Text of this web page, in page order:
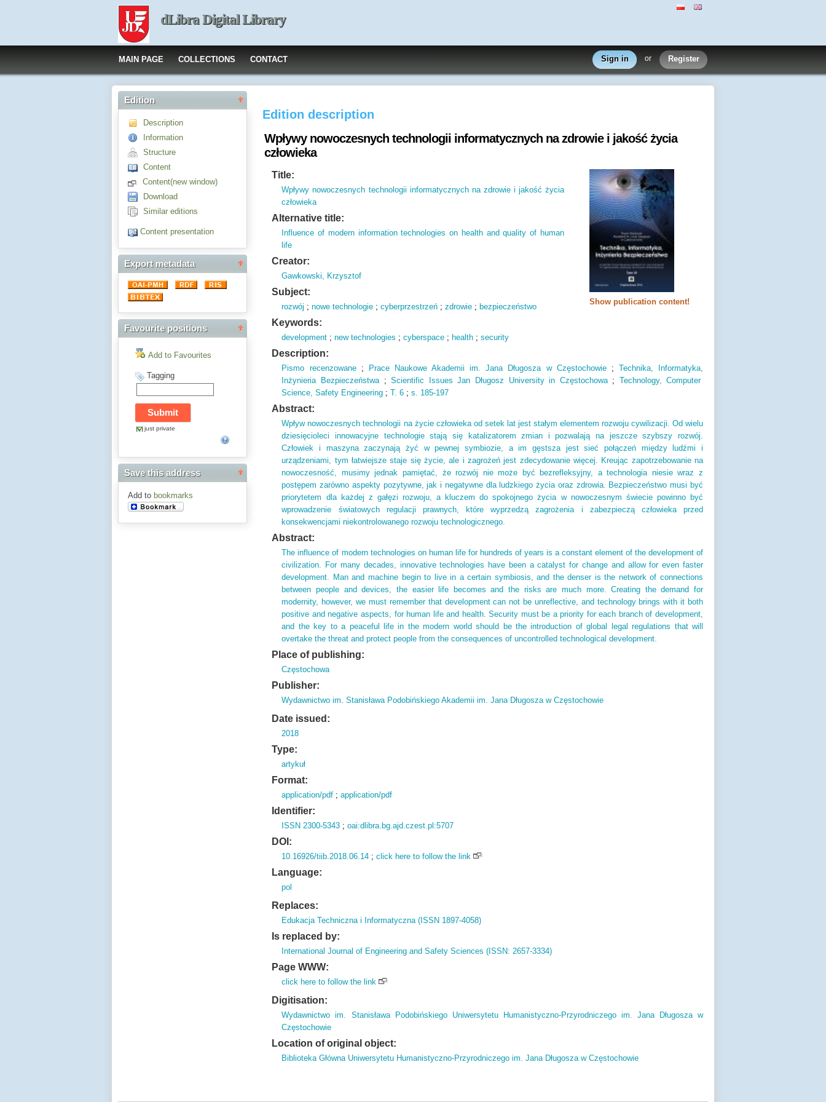
dLibra Digital Library
MAIN PAGE COLLECTIONS CONTACT Sign in or Register
Edition
Description
Information
Structure
Content
Content(new window)
Download
Similar editions
Content presentation
Export metadata
Favourite positions
Add to Favourites
Tagging
just private
Save this address
Add to bookmarks
Edition description
Wpływy nowoczesnych technologii informatycznych na zdrowie i jakość życia
człowieka
Show publication content!
Title:
Wpływy nowoczesnych technologii informatycznych na zdrowie i jakość życia
człowieka
Alternative title:
Influence of modern information technologies on health and quality of human
life
Creator:
Gawkowski, Krzysztof
Subject:
rozwój ;nowe technologie ;cyberprzestrzeń ;zdrowie ; bezpieczeństwo
Keywords:
development ;new technologies ;cyberspace ; health ;security
Description:
Pismo recenzowane; Prace Naukowe Akademii im. Jana Długosza w Częstochowie; Technika, Informatyka,
Inżynieria Bezpieczeństwa;Scientific Issues Jan Długosz University in Częstochowa; Technology, Computer
Science, Safety Engineering ;T. 6 ;s. 185-197
Abstract:
Wpływ nowoczesnych technologii na życie człowieka od setek lat jest stałym elementem rozwoju cywilizacji. Od wielu
dziesięcioleci innowacyjne technologie stają się katalizatorem zmian i pozwalają na jeszcze szybszy rozwój.
Człowiek i maszyna zaczynają żyć w pewnej symbiozie, a im gęstsza jest sieć połączeń między ludźmi i
urządzeniami, tym łatwiejsze staje się życie, ale i zagrożeń jest zdecydowanie więcej. Kreując zapotrzebowanie na
nowoczesność, musimy jednak pamiętać, że rozwój nie może być bezrefleksyjny, a technologia niesie wraz z
postępem zarówno aspekty pozytywne, jak i negatywne dla ludzkiego życia oraz zdrowia. Bezpieczeństwo musi być
priorytetem dla każdej z gałęzi rozwoju, a kluczem do spokojnego życia w nowoczesnym świecie powinno być
wprowadzenie światowych regulacji prawnych, które wyprzedzą zagrożenia i zabezpieczą człowieka przed
konsekwencjami niekontrolowanego rozwoju technologicznego.
Abstract:
The influence of modern technologies on human life for hundreds of years is a constant element of the development of
civilization. For many decades, innovative technologies have been a catalyst for change and allow for even faster
development. Man and machine begin to live in a certain symbiosis, and the denser is the network of connections
between people and devices, the easier life becomes and the risks are much more. Creating the demand for
modernity, however, we must remember that development can not be unreflective, and technology brings with it both
positive and negative aspects, for human life and health. Security must be a priority for each branch of development,
and the key to a peaceful life in the modern world should be the introduction of global legal regulations that will
overtake the threat and protect people from the consequences of uncontrolled technological development.
Place of publishing:
Częstochowa
Publisher:
Wydawnictwo im. Stanisława Podobińskiego Akademii im. Jana Długosza w Częstochowie
Date issued:
2018
Type:
artykuł
Format:
application/pdf ;application/pdf
Identifier:
ISSN 2300-5343 ;oai:dlibra.bg.ajd.czest.pl:5707
DOI:
10.16926/tiib.2018.06.14 ;click here to follow the link
Language:
pol
Replaces:
Edukacja Techniczna i Informatyczna (ISSN 1897-4058)
Is replaced by:
International Journal of Engineering and Safety Sciences (ISSN: 2657-3334)
Page WWW:
click here to follow the link
Digitisation:
Wydawnictwo im. Stanisława Podobińskiego Uniwersytetu Humanistyczno-Przyrodniczego im. Jana Długosza w
Częstochowie
Location of original object:
Biblioteka Główna Uniwersytetu Humanistyczno-Przyrodniczego im. Jana Długosza w Częstochowie